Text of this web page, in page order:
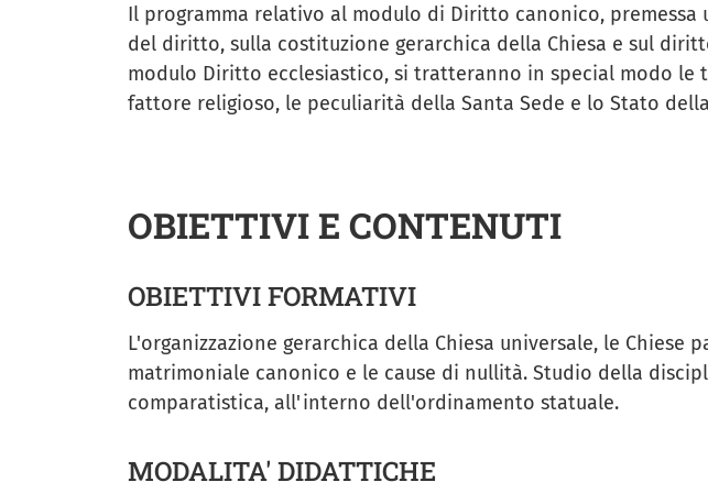
Il programma relativo al modulo di Diritto canonico,
del diritto, sulla costituzione gerarchica della Chiesa e sul
modulo Diritto ecclesiastico, si tratteranno in special modo
fattore religioso, le peculiarità della Santa Sede e lo Stato
OBIETTIVI E CONTENUTI
OBIETTIVI FORMATIVI
L'organizzazione gerarchica della Chiesa universale, le
matrimoniale canonico e le cause di nullità. Studio della
comparatistica, all'interno dell'ordinamento statuale.
MODALITA' DIDATTICHE